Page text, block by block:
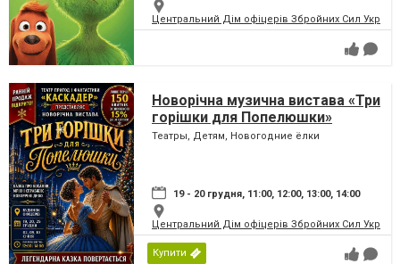
Центральний Дім офіцерів Збройних Сил
Новорічна музична вистава «Три
горішки для Попелюшки»
Театры, Детям, Новогодние ёлки
19 - 20 грудня, 11:00, 12:00, 13:00, 14:00
Центральний Дім офіцерів Збройних Сил
Купити